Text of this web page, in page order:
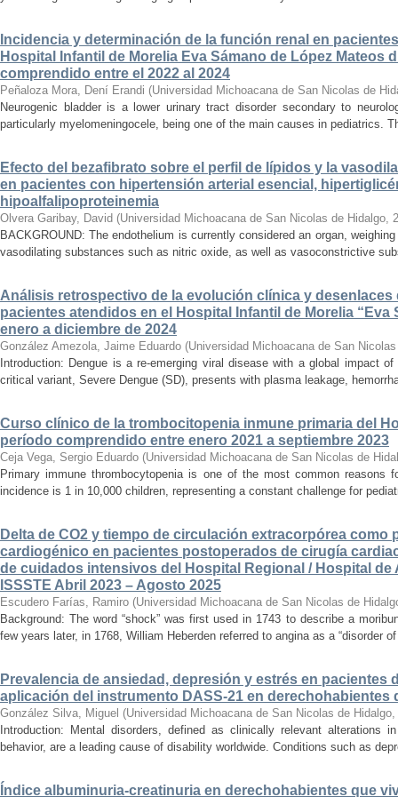
Incidencia y determinación de la función renal en
Hospital Infantil de Morelia Eva Sámano de López Mateos
comprendido entre el 2022 al 2024
Peñaloza Mora, Dení Erandi (Universidad Michoacana de San Nicolas de
Neurogenic bladder is a lower urinary tract disorder secondary to
particularly myelomeningocele, being one of the main causes in pediatrics.
Efecto del bezafibrato sobre el perfil de lípidos y la
en pacientes con hipertensión arterial esencial,
hipoalfalipoproteinemia
Olvera Garibay, David (Universidad Michoacana de San Nicolas de Hidalgo,
BACKGROUND: The endothelium is currently considered an organ,
vasodilating substances such as nitric oxide, as well as vasoconstrictive
Análisis retrospectivo de la evolución clínica y desenlaces
pacientes atendidos en el Hospital Infantil de Morelia “Eva
enero a diciembre de 2024
González Amezola, Jaime Eduardo (Universidad Michoacana de San
Introduction: Dengue is a re-emerging viral disease with a global impact
critical variant, Severe Dengue (SD), presents with plasma leakage,
Curso clínico de la trombocitopenia inmune primaria del
período comprendido entre enero 2021 a septiembre 2023
Ceja Vega, Sergio Eduardo (Universidad Michoacana de San Nicolas de
Primary immune thrombocytopenia is one of the most common reasons
incidence is 1 in 10,000 children, representing a constant challenge for
Delta de CO2 y tiempo de circulación extracorpórea como
cardiogénico en pacientes postoperados de cirugía
de cuidados intensivos del Hospital Regional / Hospital de
ISSSTE Abril 2023 – Agosto 2025
Escudero Farías, Ramiro (Universidad Michoacana de San Nicolas de
Background: The word “shock” was first used in 1743 to describe a
few years later, in 1768, William Heberden referred to angina as a “disorder
Prevalencia de ansiedad, depresión y estrés en pacientes
aplicación del instrumento DASS-21 en derechohabientes
González Silva, Miguel (Universidad Michoacana de San Nicolas de Hidalgo,
Introduction: Mental disorders, defined as clinically relevant alterations
behavior, are a leading cause of disability worldwide. Conditions such as
Índice albuminuria-creatinuria en derechohabientes que